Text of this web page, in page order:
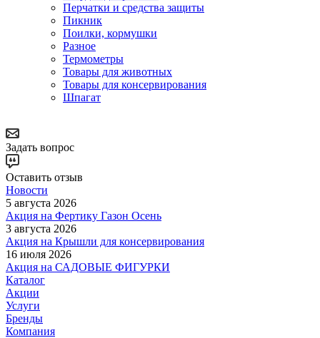
Перчатки и средства защиты
Пикник
Поилки, кормушки
Разное
Термометры
Товары для животных
Товары для консервирования
Шпагат
Задать вопрос
Оставить отзыв
Новости
5 августа 2026
Акция на Фертику Газон Осень
3 августа 2026
Акция на Крышли для консервирования
16 июля 2026
Акция на САДОВЫЕ ФИГУРКИ
Каталог
Акции
Услуги
Бренды
Компания